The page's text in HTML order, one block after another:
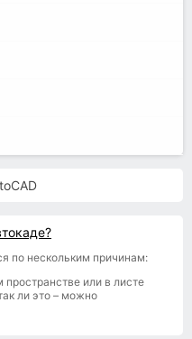
по нескольким причинам:
или в листе
ли это – можно